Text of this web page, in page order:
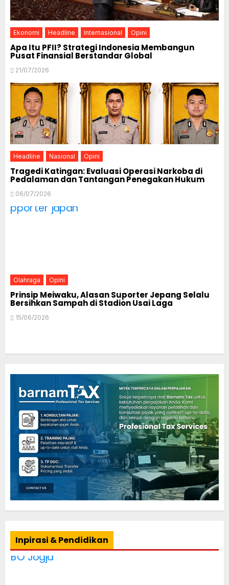
Ekonomi Headline Internasional Opini
Apa Itu PFII? Strategi Indonesia Membangun
Pusat Finansial Berstandar Global
21/07/2026
Headline Nasional Opini
Tragedi Katingan: Evaluasi Operasi Narkoba di
Pedalaman dan Tantangan Penegakan Hukum
06/07/2026
Olahraga Opini
Prinsip Meiwaku, Alasan Suporter Jepang Selalu
Bersihkan Sampah di Stadion Usai Laga
15/06/2026
Inpirasi & Pendidikan